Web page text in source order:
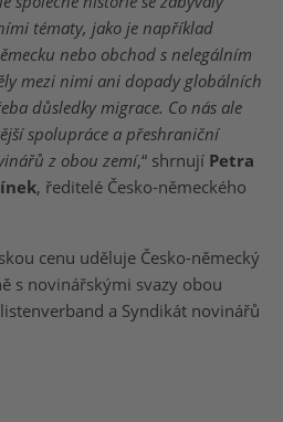
tématy, jako je například
nebo obchod s nelegálním
mezi nimi ani dopady globálních
důsledky migrace. Co nás ale
spolupráce a přeshraniční
z obou zemí,“ shrnují Petra
, ředitelé Česko-německého
cenu uděluje Česko-německý
s novinářskými svazy obou
a Syndikát novinářů